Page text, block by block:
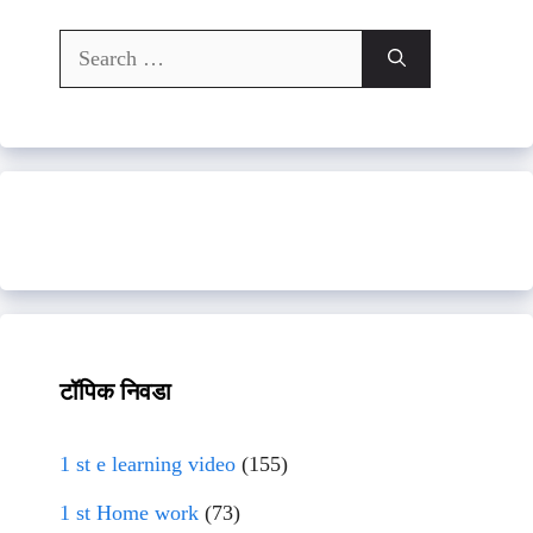
Search
for:
टॉपिक निवडा
1 st e learning video (155)
1 st Home work (73)